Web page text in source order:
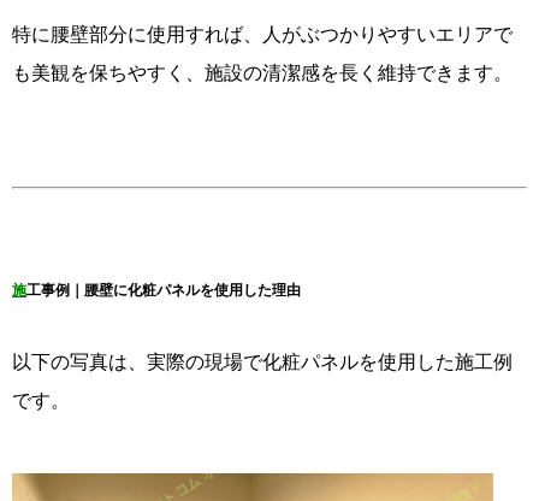
特に腰壁部分に使用すれば、人がぶつかりやすいエリアで
も美観を保ちやすく、施設の清潔感を長く維持できます。
施工事例｜腰壁に化粧パネルを使用した理由
以下の写真は、実際の現場で化粧パネルを使用した施工例
です。